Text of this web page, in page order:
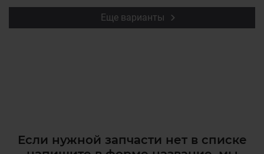
Еще варианты
Если нужной запчасти нет в списке